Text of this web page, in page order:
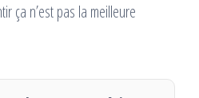
ça n’est pas la meilleure